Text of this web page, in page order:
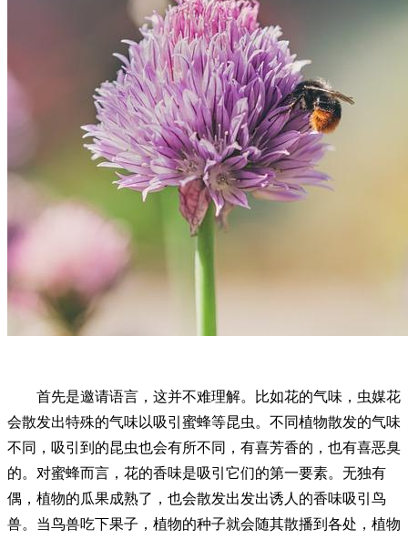
首先是邀请语言，这并不难理解。比如花的气味，虫媒花
会散发出特殊的气味以吸引蜜蜂等昆虫。不同植物散发的气味
不同，吸引到的昆虫也会有所不同，有喜芳香的，也有喜恶臭
的。对蜜蜂而言，花的香味是吸引它们的第一要素。无独有
偶，植物的瓜果成熟了，也会散发出发出诱人的香味吸引鸟
兽。当鸟兽吃下果子，植物的种子就会随其散播到各处，植物